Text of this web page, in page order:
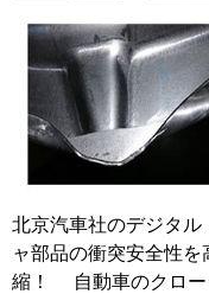
北京汽車社のデジタ
ャ部品の衝突安全性
縮！ 自動車のクロー